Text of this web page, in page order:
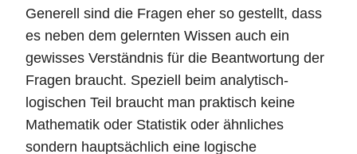
Generell sind die Fragen eher so gestellt, dass
es neben dem gelernten Wissen auch ein
gewisses Verständnis für die Beantwortung der
Fragen braucht. Speziell beim analytisch-
logischen Teil braucht man praktisch keine
Mathematik oder Statistik oder ähnliches
sondern hauptsächlich eine logische